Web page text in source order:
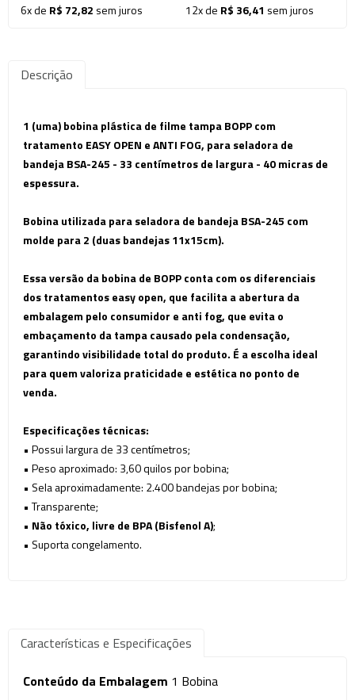
6x de R$ 72,82 sem juros
12x de R$ 36,41 sem juros
Descrição
1 (uma) bobinaplásticade filme tampa BOPP com
tratamento EASY OPEN e ANTI FOG, para seladora de
bandeja BSA-245 - 33 centímetros de largura - 40 micras de
espessura.
Bobina utilizada paraseladora de bandeja BSA-245 com
molde para 2 (duas bandejas 11x15cm).
Essa versão da bobina de BOPP conta com os diferenciais
dos tratamentos easy open, que facilita a abertura da
embalagem pelo consumidor e anti fog, que evita o
embaçamento da tampa causado pela condensação,
garantindo visibilidade total do produto. É a escolha ideal
para quem valoriza praticidade e estética no ponto de
venda.
Especificações técnicas:
• Possui largura de 33 centímetros;
• Peso aproximado: 3,60 quilos por bobina;
• Sela aproximadamente: 2.400 bandejas por bobina;
• Transparente;
• Não tóxico, livre de BPA (Bisfenol A);
• Suporta congelamento.
Características e Especificações
Conteúdo da Embalagem 1 Bobina